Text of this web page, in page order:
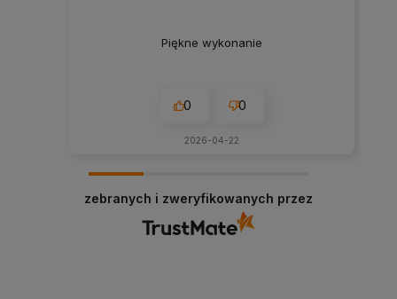
Piękne wykonanie
0 0
2026-04-22
zebranych i zweryfikowanych przez